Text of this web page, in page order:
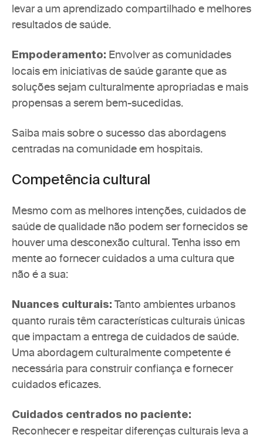
levar a um aprendizado compartilhado e melhores
resultados de saúde.
Empoderamento: Envolver as comunidades
locais em iniciativas de saúde garante que as
soluções sejam culturalmente apropriadas e mais
propensas a serem bem-sucedidas.
Saiba mais sobre o sucesso das abordagens
centradas na comunidade em hospitais.
Competência cultural
Mesmo com as melhores intenções, cuidados de
saúde de qualidade não podem ser fornecidos se
houver uma desconexão cultural. Tenha isso em
mente ao fornecer cuidados a uma cultura que
não é a sua:
Nuances culturais: Tanto ambientes urbanos
quanto rurais têm características culturais únicas
que impactam a entrega de cuidados de saúde.
Uma abordagem culturalmente competente é
necessária para construir confiança e fornecer
cuidados eficazes.
Reconhecer e respeitar diferenças culturais leva a